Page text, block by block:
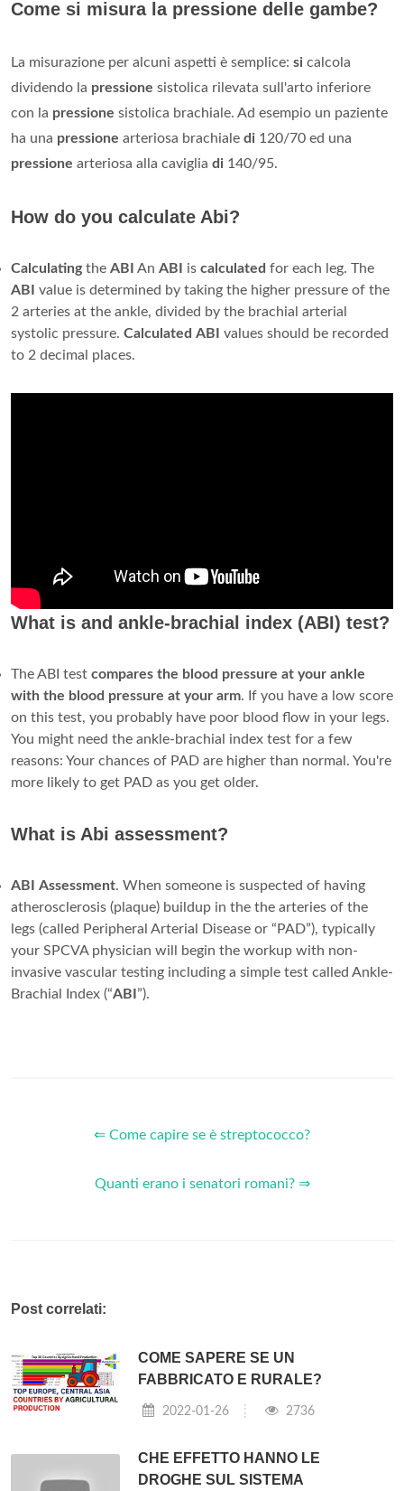
Come si misura la pressione delle gambe?
La misurazione per alcuni aspetti è semplice: si calcola
dividendo la pressione sistolica rilevata sull'arto inferiore
con la pressione sistolica brachiale. Ad esempio un paziente
ha una pressione arteriosa brachiale di 120/70 ed una
pressione arteriosa alla caviglia di 140/95.
How do you calculate Abi?
Calculatingthe ABI An ABI is calculated for each leg. The
ABI
value is determined by taking the higher pressure of the
2 arteries at the ankle, divided by the brachial arterial
systolic pressure. Calculated ABI
values should be recorded
to 2 decimal places.
What is and ankle-brachial index (ABI) test?
The ABI test compares the blood pressure at your ankle
with the blood pressure at your arm. If you have a low score
on this test, you probably have poor blood flow in your legs.
You might need the ankle-brachial index test for a few
reasons: Your chances of PAD are higher than normal. You're
more likely to get PAD as you get older.
What is Abi assessment?
ABI Assessment. When someone is suspected of having
atherosclerosis (plaque) buildup in the the arteries of the
legs (called Peripheral Arterial Disease or “PAD”), typically
your SPCVA physician will begin the workup with non-
invasive vascular testing including a simple test called Ankle-
Brachial Index (“ABI ”).
⇐ Come capire se è streptococco?
Quanti erano i senatori romani? ⇒
Post correlati:
COME SAPERE SE UN
FABBRICATO E RURALE?
2022-01-26 2736
CHE EFFETTO HANNO LE
DROGHE SUL SISTEMA